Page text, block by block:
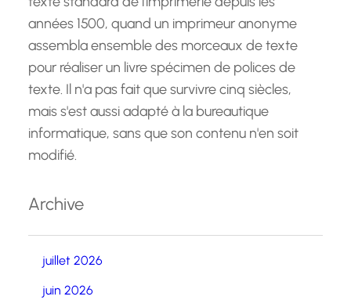
années 1500, quand un imprimeur anonyme
assembla ensemble des morceaux de texte
pour réaliser un livre spécimen de polices de
texte. Il n'a pas fait que survivre cinq siècles,
mais s'est aussi adapté à la bureautique
informatique, sans que son contenu n'en soit
modifié.
Archive
juillet 2026
juin 2026